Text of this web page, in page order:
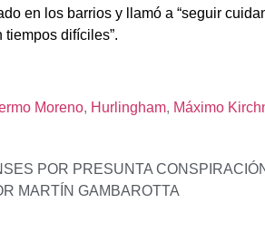
en los barrios y llamó a “seguir
difíciles”.
Moreno, Hurlingham, Máximo
POR PRESUNTA
MARTÍN GAMBAROTTA